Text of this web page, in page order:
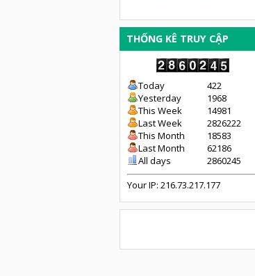
THỐNG KÊ TRUY CẬP
Today
422
Yesterday
1968
This Week
14981
Last Week
2826222
This Month
18583
Last Month
62186
All days
2860245
Your IP: 216.73.217.177